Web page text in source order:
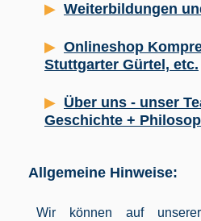
Weiterbildungen
Onlineshop
Stuttgarter Gürtel, etc.
Über uns - unser
Geschichte +
Allgemeine Hinweise:
Wir können auf